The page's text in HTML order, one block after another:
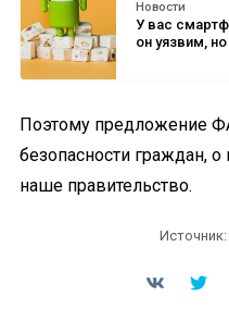
Новости
У вас
он уязвим,
Поэтому предложение
безопасности граждан, о
наше правительство.
Источник: